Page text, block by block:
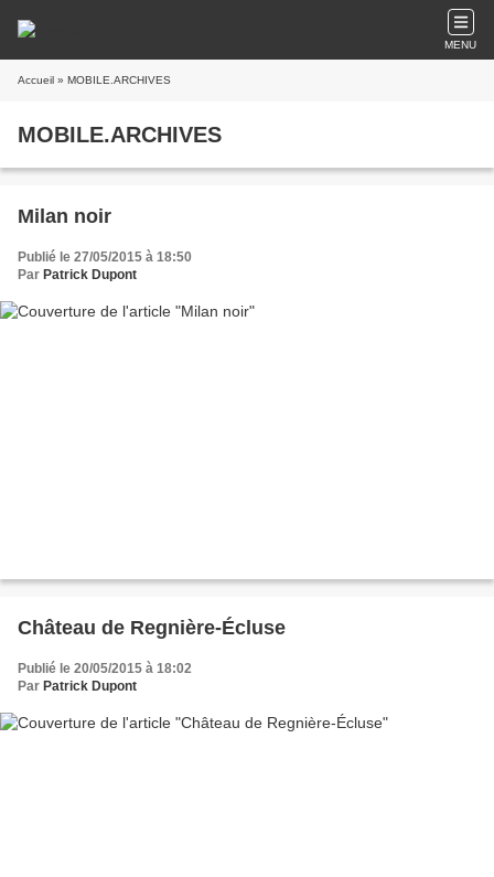
MENU
Accueil » MOBILE.ARCHIVES
MOBILE.ARCHIVES
Milan noir
Publié le 27/05/2015 à 18:50
Par Patrick Dupont
Château de Regnière-Écluse
Publié le 20/05/2015 à 18:02
Par Patrick Dupont